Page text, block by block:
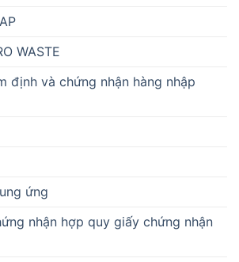
WASTE
định và chứng nhận hàng nhập
ứng
nhận hợp quy giấy chứng nhận